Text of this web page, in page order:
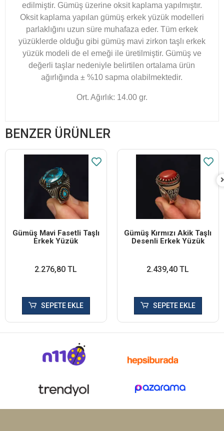
edilmiştir. Gümüş üzerine oksit kaplama yapılmıştır.
Oksit kaplama yapılan gümüş erkek yüzük modelleri
parlaklığını uzun süre muhafaza eder. Tüm erkek
yüzüklerde olduğu gibi gümüş mavi zirkon taşlı erkek
yüzük modeli de el emeği ile üretilmiştir. Gümüş ve
değerli taşlar nedeniyle belirtilen ortalama ürün
ağırlığında ± %10 sapma olabilmektedir.​
Ort. Ağırlık: 14.00 gr.
BENZER ÜRÜNLER
Gümüş Mavi Fasetli Taşlı
Erkek Yüzük
2.276,80 TL
SEPETE EKLE
Gümüş Kırmızı Akik Taşlı
Desenli Erkek Yüzük
2.439,40 TL
SEPETE EKLE